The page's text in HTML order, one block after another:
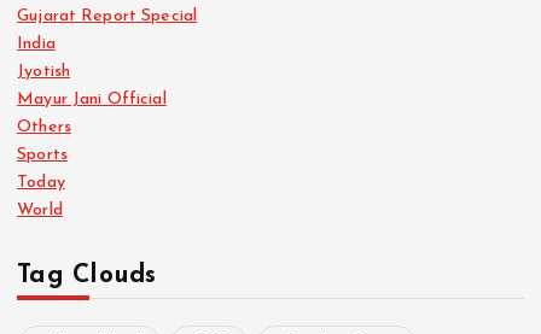
Gujarat Report Special
India
Jyotish
Mayur Jani Official
Others
Sports
Today
World
Tag Clouds